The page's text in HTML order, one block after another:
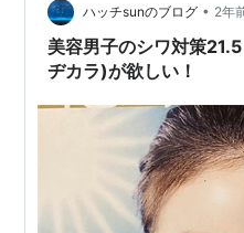
きていた。 顔の左側に偏っ
て口角が下がっており、そ
ハッチsunのブログ • 2年
美容男子のシワ対策
ヂカラ)が欲しい！